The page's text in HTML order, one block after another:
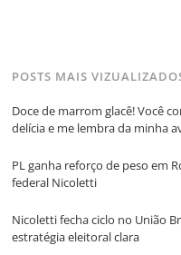
POSTS MAIS
Doce de marrom glacê! Você
delícia e me lembra da minha
PL ganha reforço de peso em
federal Nicoletti
Nicoletti fecha ciclo no União
estratégia eleitoral clara